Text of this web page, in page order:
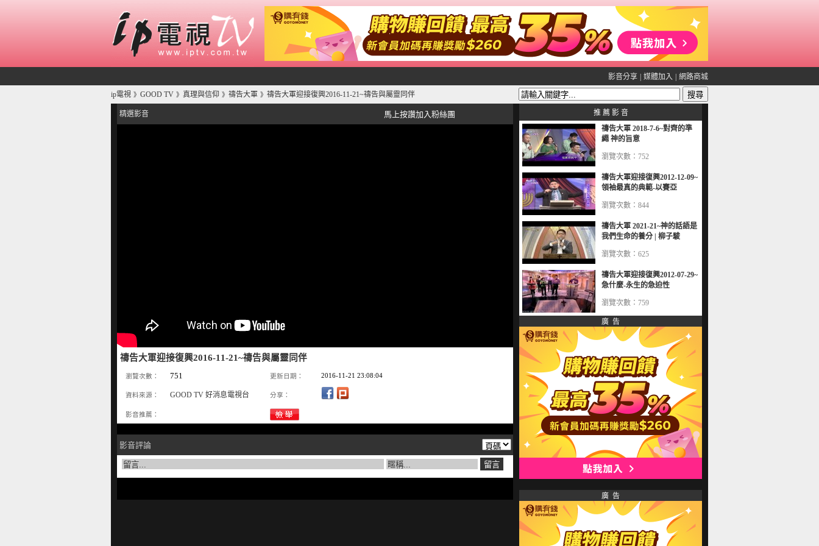
影音分享 媒體加入 網路商城
ip電視 》 GOOD TV 》 真理與信仰 》 禱告大軍 》 禱告大軍迎接復興2016-11-21~禱告與屬靈同伴
精選影音 馬上按讚加入粉絲團
禱告大軍迎接復興2016-11-21~禱告與屬靈同伴
瀏覽次數： 751 更新日期： 2016-11-21 23:08:04
資料來源： GOOD TV 好消息電視台 分享：
影音推薦：
影音評論
推 薦 影 音
禱告大軍 2018-7-6~對齊的準
繩 神的旨意
瀏覽次數：752
禱告大軍迎接復興2012-12-09~
領袖最真的典範-以賽亞
瀏覽次數：844
禱告大軍 2021-21~神的話語是
我們生命的養分 | 柳子駿
瀏覽次數：625
禱告大軍迎接復興2012-07-29~
急什麼-永生的急迫性
瀏覽次數：759
廣 告
廣 告